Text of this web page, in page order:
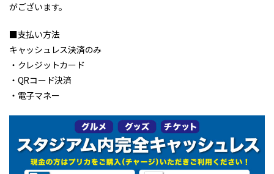
がございます。
■支払い方法
キャッシュレス決済のみ
・クレジットカード
・QRコード決済
・電子マネー